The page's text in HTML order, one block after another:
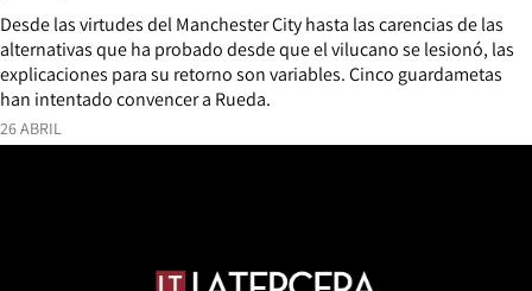
26 ABRIL
Desde las virtudes del Manchester City hasta las carencias de las
alternativas que ha probado desde que el vilucano se lesionó, las
explicaciones para su retorno son variables. Cinco guardametas
han intentado convencer a Rueda.